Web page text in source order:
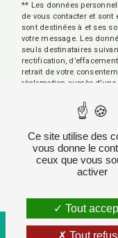
** Les données
de vous contacter et
sont destinées à et ses
votre message. Les
seuls destinataires
rectification,
retrait de votre
réclamation auprès
sort de vos données
voie postale à l'adresse
justificatif d'identité
données pendant la
de prescription légale
contentieux. Vous avez
au démarchage
.
Ce site utilise des
vous donne le
ceux que vous
activer
Tout
Tout